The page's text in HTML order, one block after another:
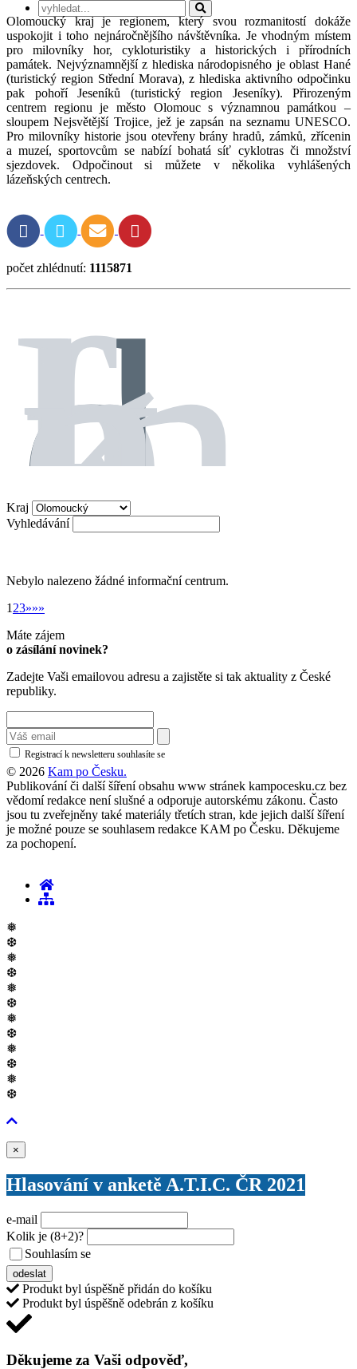
Olomoucký kraj je regionem, který svou rozmanitostí dokáže
uspokojit i toho nejnáročnějšího návštěvníka. Je vhodným místem
pro milovníky hor, cykloturistiky a historických i přírodních
památek. Nejvýznamnější z hlediska národopisného je oblast Hané
(turistický region Střední Morava), z hlediska aktivního odpočinku
pak pohoří Jeseníků (turistický region Jeseníky). Přirozeným
centrem regionu je město Olomouc s významnou památkou –
sloupem Nejsvětější Trojice, jež je zapsán na seznamu UNESCO.
Pro milovníky historie jsou otevřeny brány hradů, zámků, zřícenin
a muzeí, sportovcům se nabízí bohatá síť cyklotras či množství
sjezdovek. Odpočinout si můžete v několika vyhlášených
lázeňských centrech.
počet zhlédnutí: 1115871
Kraj
Vyhledávání
Nebylo nalezeno žádné informační centrum.
1 23»»
»»
Máte zájem
o zásílání novinek?
Zadejte Vaši emailovou adresu a zajistěte si tak aktuality z České
republiky.
Registrací k newsletteru souhlasíte se
© 2026 Kam po Česku.
Publikování či další šíření obsahu www stránek kampocesku.cz bez
vědomí redakce není slušné a odporuje autorskému zákonu. Často
jsou tu zveřejněny také materiály třetích stran, kde jejich další šíření
je možné pouze se souhlasem redakce KAM po Česku. Děkujeme
za pochopení.
❅
❆
❅
❆
❅
❆
❅
❆
❅
❆
❅
❆
×
Hlasování v anketě A.T.I.C. ČR 2021
e-mail
Kolik je (8+2)?
Souhlasím se
odeslat
Produkt byl úspěšně přidán do košíku
Produkt byl úspěšně odebrán z košíku
Děkujeme za Vaši odpověď,